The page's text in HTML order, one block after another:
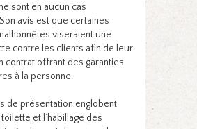
sont en aucun cas
avis est que certaines
viseraient une
contre les clients afin de leur
contrat offrant des garanties
à la personne.
de présentation englobent
et l’habillage des